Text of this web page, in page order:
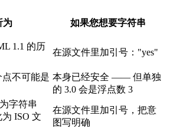
为
如果您想要字符串
1.1 的历
在源文件里加引号："yes"
不可能是 本身已经安全 —— 但单独
的 3.0 会是浮点数 3
字符串
为 ISO 文
在源文件里加引号，把意
图写明确